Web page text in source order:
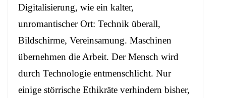
Digitalisierung, wie ein kalter,
unromantischer Ort: Technik überall,
Bildschirme, Vereinsamung. Maschinen
übernehmen die Arbeit. Der Mensch wird
durch Technologie entmenschlicht. Nur
einige störrische Ethikräte verhindern bisher,